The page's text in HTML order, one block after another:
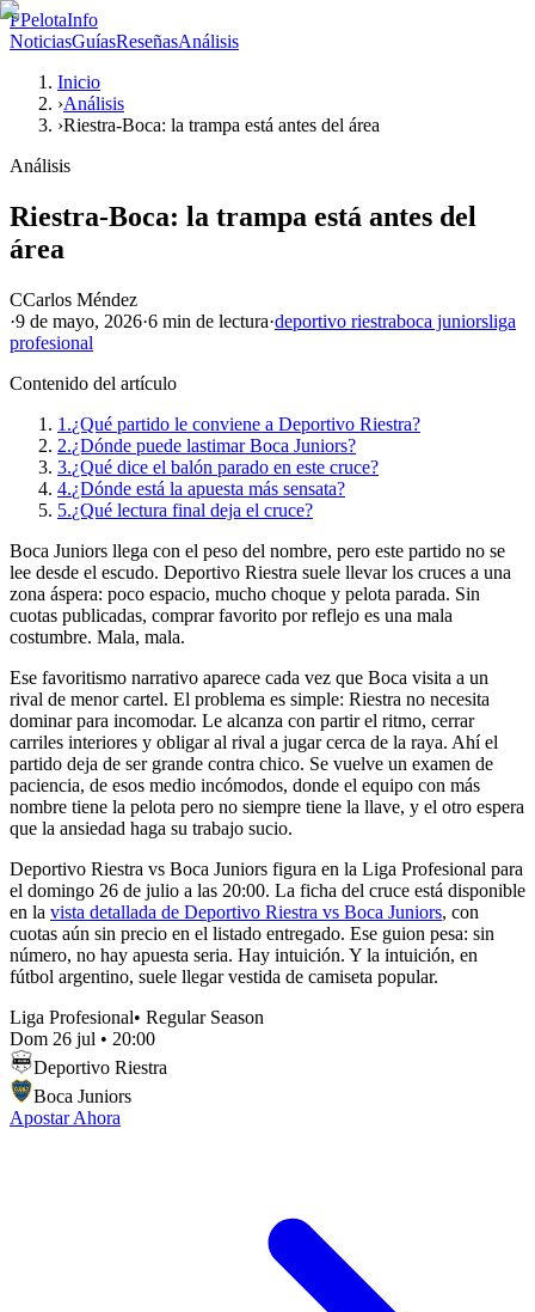
PPelotaInfo
NoticiasGuíasReseñasAnálisis
Inicio
›Análisis
›Riestra-Boca: la trampa está antes del área
Análisis
Riestra-Boca: la trampa está antes del
área
CCarlos Méndez
·9 de mayo, 2026·6 min de lectura·deportivo riestraboca juniorsliga
profesional
Contenido del artículo
1.¿Qué partido le conviene a Deportivo Riestra?
2.¿Dónde puede lastimar Boca Juniors?
3.¿Qué dice el balón parado en este cruce?
4.¿Dónde está la apuesta más sensata?
5.¿Qué lectura final deja el cruce?
Boca Juniors llega con el peso del nombre, pero este partido no se
lee desde el escudo. Deportivo Riestra suele llevar los cruces a una
zona áspera: poco espacio, mucho choque y pelota parada. Sin
cuotas publicadas, comprar favorito por reflejo es una mala
costumbre. Mala, mala.
Ese favoritismo narrativo aparece cada vez que Boca visita a un
rival de menor cartel. El problema es simple: Riestra no necesita
dominar para incomodar. Le alcanza con partir el ritmo, cerrar
carriles interiores y obligar al rival a jugar cerca de la raya. Ahí el
partido deja de ser grande contra chico. Se vuelve un examen de
paciencia, de esos medio incómodos, donde el equipo con más
nombre tiene la pelota pero no siempre tiene la llave, y el otro espera
que la ansiedad haga su trabajo sucio.
Deportivo Riestra vs Boca Juniors figura en la Liga Profesional para
el domingo 26 de julio a las 20:00. La ficha del cruce está disponible
en la vista detallada de Deportivo Riestra vs Boca Juniors, con
cuotas aún sin precio en el listado entregado. Ese guion pesa: sin
número, no hay apuesta seria. Hay intuición. Y la intuición, en
fútbol argentino, suele llegar vestida de camiseta popular.
Liga Profesional• Regular Season
Dom 26 jul • 20:00
Deportivo Riestra
Boca Juniors
Apostar Ahora